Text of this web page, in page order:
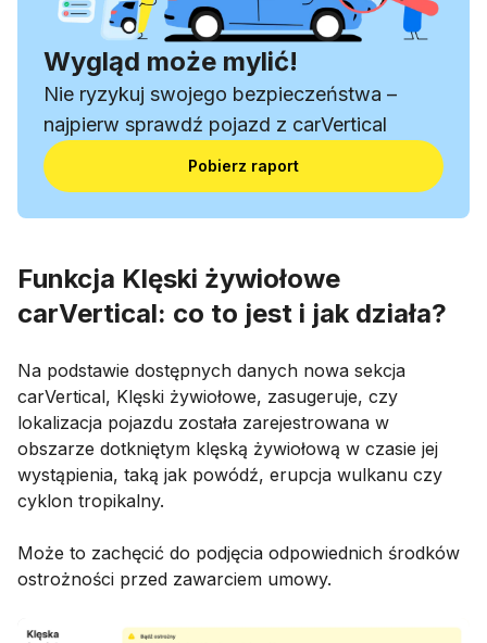
Wygląd może mylić!
Nie ryzykuj swojego bezpieczeństwa –
najpierw sprawdź pojazd z carVertical
Pobierz raport
Funkcja Klęski żywiołowe
carVertical: co to jest i jak działa?
Na podstawie dostępnych danych nowa sekcja
carVertical, Klęski żywiołowe, zasugeruje, czy
lokalizacja pojazdu została zarejestrowana w
obszarze dotkniętym klęską żywiołową w czasie jej
wystąpienia, taką jak powódź, erupcja wulkanu czy
cyklon tropikalny.
Może to zachęcić do podjęcia odpowiednich środków
ostrożności przed zawarciem umowy.